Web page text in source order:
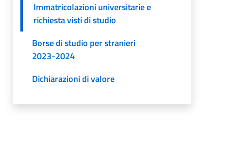
Immatricolazioni universitarie e
richiesta visti di studio
Borse di studio per stranieri
2023-2024
Dichiarazioni di valore